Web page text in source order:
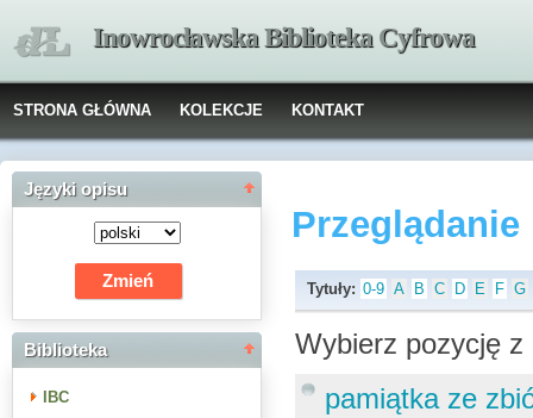
Inowrocławska Biblioteka Cyfrowa
STRONA GŁÓWNA KOLEKCJE KONTAKT
Języki opisu
Biblioteka
IBC
Tytuły: 0-9 A B C D E F G
Wybierz pozycję
pamiątka ze